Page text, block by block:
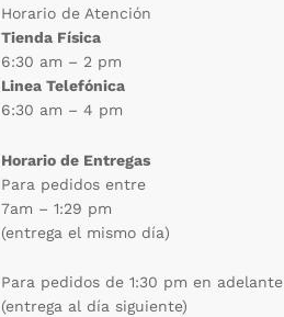
Horario de Atención
Tienda Física
6:30 am – 2 pm
Linea Telefónica
6:30 am – 4 pm
Horario de Entregas
Para pedidos entre
7am – 1:29 pm
(entrega el mismo día)
Para pedidos de 1:30 pm en adelante
(entrega al día siguiente)